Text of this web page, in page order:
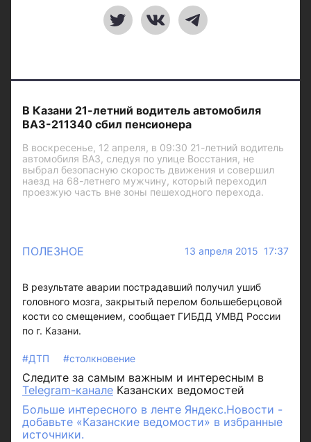
В Казани 21-летний водитель автомобиля
ВАЗ-211340 сбил пенсионера
В воскресенье, 12 апреля, в 09:30 21-летний водитель
автомобиля ВАЗ, следуя по улице Восстания, не
выбрал безопасную скорость движения и совершил
наезд на 68-летнего мужчину, который переходил
проезжую часть вне зоны пешеходного перехода.
ПОЛЕЗНОЕ 13 апреля 2015 17:37
В результате аварии пострадавший получил ушиб
головного мозга, закрытый перелом большеберцовой
кости со смещением, сообщает ГИБДД УМВД России
по г. Казани.
#ДТП #столкновение
Следите за самым важным и интересным в
Telegram-канале Казанских ведомостей
Больше интересного в ленте Яндекс.Новости -
добавьте «Казанские ведомости» в избранные
источники.